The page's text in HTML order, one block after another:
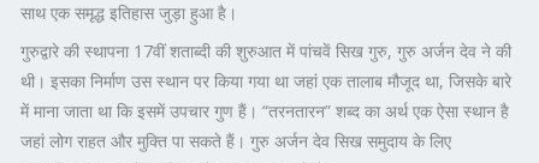
साथ एक समृद्ध इतिहास जुड़ा हुआ है।
गुरुद्वारे की स्थापना 17वीं शताब्दी की शुरुआत में पांचवें सिख गुरु, गुरु अर्जन देव ने की
थी। इसका निर्माण उस स्थान पर किया गया था जहां एक तालाब मौजूद था, जिसके बारे
में माना जाता था कि इसमें उपचार गुण हैं। “तरनतारन” शब्द का अर्थ एक ऐसा स्थान है
जहां लोग राहत और मुक्ति पा सकते हैं। गुरु अर्जन देव सिख समुदाय के लिए